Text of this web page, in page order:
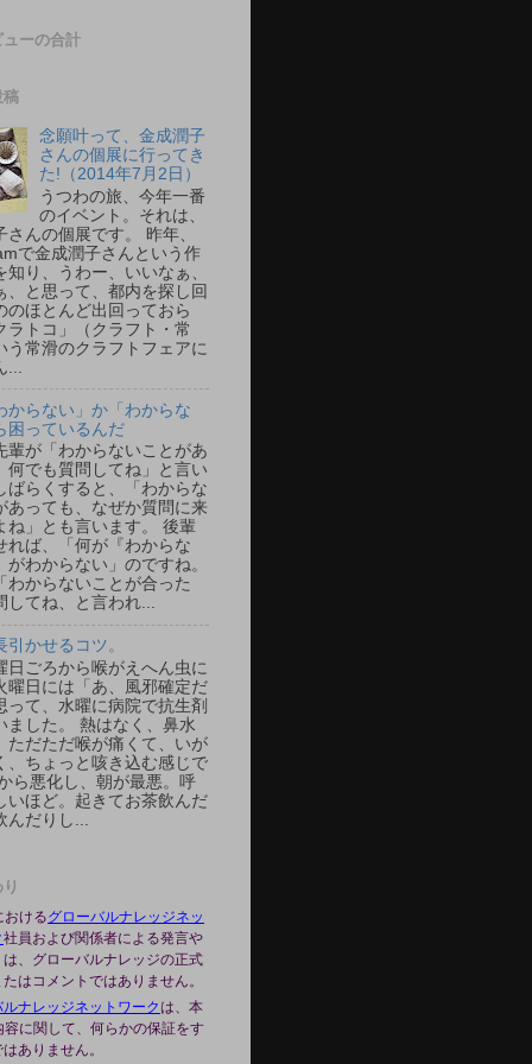
ーの合計
稿
念願叶って、金成潤子
さんの個展に行ってき
た!（2014年7月2日）
うつわの旅、今年一番
のイベント。それは、
さんの個展です。 昨年、
で金成潤子さんという作
知り、うわー、いいなぁ、
、と思って、都内を探し回
のほとんど出回っておら
ラトコ」（クラフト・常
う常滑のクラフトフェアに
からない」か「わからな
困っているんだ
輩が「わからないことがあ
何でも質問してね」と言い
ばらくすると、「わからな
あっても、なぜか質問に来
ね」とも言います。 後輩
れば、「何が『わからな
がわからない」のですね。
わからないことが合った
してね、と言われ...
引かせるコツ。
日ごろから喉がえへん虫に
曜日には「あ、風邪確定だ
って、水曜に病院で抗生剤
ました。 熱はなく、鼻水
ただただ喉が痛くて、いが
、ちょっと咳き込む感じで
ら悪化し、朝が最悪。呼
いほど。起きてお茶飲んだ
んだりし...
おけるグローバルナレッジネッ
社員および関係者による発言や
は、グローバルナレッジの正式
はコメントではありません。
ルナレッジネットワークは、本
容に関して、何らかの保証をす
ありません。